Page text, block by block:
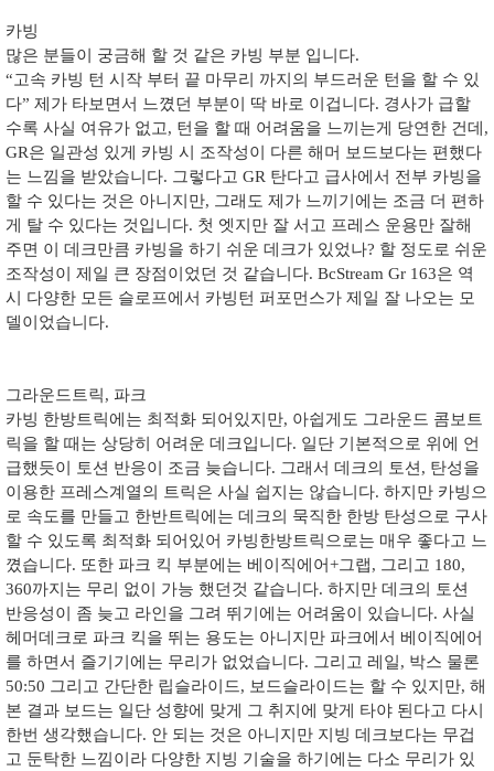
카빙
많은 분들이 궁금해 할 것 같은 카빙 부분 입니다.
“고속 카빙 턴 시작 부터 끝 마무리 까지의 부드러운 턴을 할 수 있
다” 제가 타보면서 느꼈던 부분이 딱 바로 이겁니다. 경사가 급할
수록 사실 여유가 없고, 턴을 할 때 어려움을 느끼는게 당연한 건데 ,
GR은 일관성 있게 카빙 시 조작성이 다른 해머 보드보다는 편했다
는 느낌을 받았습니다. 그렇다고 GR 탄다고 급사에서 전부 카빙을
할 수 있다는 것은 아니지만, 그래도 제가 느끼기에는 조금 더 편하
게 탈 수 있다는 것입니다. 첫 엣지만 잘 서고 프레스 운용만 잘해
주면 이 데크만큼 카빙을 하기 쉬운 데크가 있었나? 할 정도로 쉬운
조작성이 제일 큰 장점이었던 것 같습니다. BcStream Gr 163은 역
시 다양한 모든 슬로프에서 카빙턴 퍼포먼스가 제일 잘 나오는 모
델이었습니다.
그라운드트릭, 파크
카빙 한방트릭에는 최적화 되어있지만, 아쉽게도 그라운드 콤보트
릭을 할 때는 상당히 어려운 데크입니다. 일단 기본적으로 위에 언
급했듯이 토션 반응이 조금 늦습니다. 그래서 데크의 토션 , 탄성을
이용한 프레스계열의 트릭은 사실 쉽지는 않습니다. 하지만 카빙으
로 속도를 만들고 한반트릭에는 데크의 묵직한 한방 탄성으로 구사
할 수 있도록 최적화 되어있어 카빙한방트릭으로는 매우 좋다고 느
꼈습니다. 또한 파크 킥 부분에는 베이직에어+그랩, 그리고 180,
360까지는 무리 없이 가능 했던것 같습니다. 하지만 데크의 토션
반응성이 좀 늦고 라인을 그려 뛰기에는 어려움이 있습니다. 사실
헤머데크로 파크 킥을 뛰는 용도는 아니지만 파크에서 베이직에어
를 하면서 즐기기에는 무리가 없었습니다. 그리고 레일, 박스 물론
50:50 그리고 간단한 립슬라이드, 보드슬라이드는 할 수 있지만, 해
본 결과 보드는 일단 성향에 맞게 그 취지에 맞게 타야 된다고 다시
한번 생각했습니다. 안 되는 것은 아니지만 지빙 데크보다는 무겁
고 둔탁한 느낌이라 다양한 지빙 기술을 하기에는 다소 무리가 있